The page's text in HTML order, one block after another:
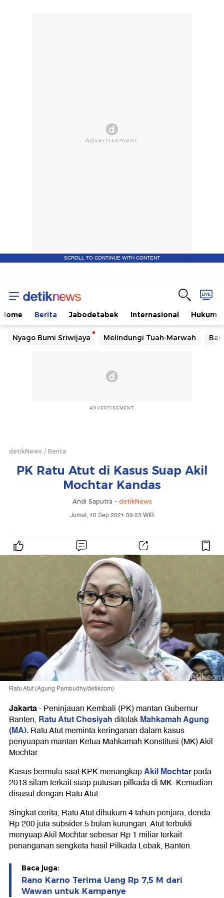
SCROLL TO CONTINUE WITH CONTENT
Home Berita Jabodetabek Internasional Hukum
Nyago Bumi Sriwijaya Melindungi Tuah-Marwah
ADVERTISEMENT
detikNews Berita
PK Ratu Atut di Kasus Suap Akil
Mochtar Kandas
Andi Saputra - detikNews
Jumat, 10 Sep 2021 09:23 WIB
Ratu Atut (Agung Pambudhy/detikcom)
Jakarta-Peninjauan Kembali (PK) mantan Gubernur
Banten, Ratu Atut ChosiyahditolakMahkamah Agung
(MA).Ratu Atut meminta keringanan dalam kasus
penyuapan mantan Ketua Mahkamah Konstitusi (MK) Akil
Mochtar.
Kasus bermula saat KPK menangkapAkil Mochtarpada
2013 silam terkait suap putusan pilkada di MK. Kemudian
disusul dengan Ratu Atut.
Singkat cerita, Ratu Atut dihukum 4 tahun penjara, denda
Rp 200 juta subsider 5 bulan kurungan. Atut terbukti
menyuap Akil Mochtar sebesar Rp 1 miliar terkait
penanganan sengketa hasil Pilkada Lebak, Banten.
Baca juga:
Rano Karno Terima Uang Rp 7,5 M dari
Wawan untuk Kampanye